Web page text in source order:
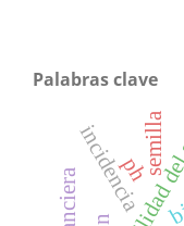
Palabras clave
incidenciasemilla
ph